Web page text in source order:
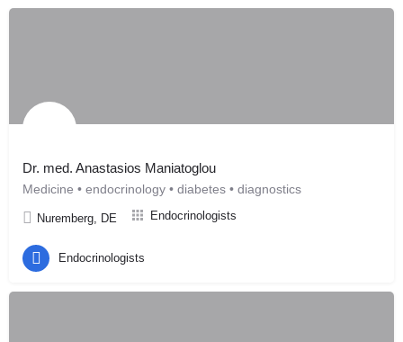
Dr. med. Anastasios Maniatoglou
Medicine • endocrinology • diabetes • diagnostics
Nuremberg, DE Endocrinologists
Endocrinologists